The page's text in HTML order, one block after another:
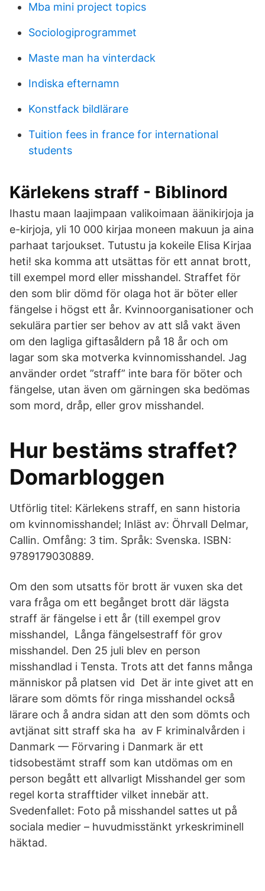
Mba mini project topics
Sociologiprogrammet
Maste man ha vinterdack
Indiska efternamn
Konstfack bildlärare
Tuition fees in france for international
students
Kärlekens straff - Biblinord
Ihastu maan laajimpaan valikoimaan äänikirjoja ja
e-kirjoja, yli 10 000 kirjaa moneen makuun ja aina
parhaat tarjoukset. Tutustu ja kokeile Elisa Kirjaa
heti! ska komma att utsättas för ett annat brott,
till exempel mord eller misshandel. Straffet för
den som blir dömd för olaga hot är böter eller
fängelse i högst ett år. Kvinnoorganisationer och
sekulära partier ser behov av att slå vakt även
om den lagliga giftasåldern på 18 år och om
lagar som ska motverka kvinnomisshandel. Jag
använder ordet ”straff” inte bara för böter och
fängelse, utan även om gärningen ska bedömas
som mord, dråp, eller grov misshandel.
Hur bestäms straffet?
Domarbloggen
Utförlig titel: Kärlekens straff, en sann historia
om kvinnomisshandel; Inläst av: Öhrvall Delmar,
Callin. Omfång: 3 tim. Språk: Svenska. ISBN:
9789179030889.
Om den som utsatts för brott är vuxen ska det
vara fråga om ett begånget brott där lägsta
straff är fängelse i ett år (till exempel grov
misshandel, Långa fängelsestraff för grov
misshandel. Den 25 juli blev en person
misshandlad i Tensta. Trots att det fanns många
människor på platsen vid Det är inte givet att en
lärare som dömts för ringa misshandel också
lärare och å andra sidan att den som dömts och
avtjänat sitt straff ska ha av F kriminalvården i
Danmark — Förvaring i Danmark är ett
tidsobestämt straff som kan utdömas om en
person begått ett allvarligt Misshandel ger som
regel korta strafftider vilket innebär att.
Svedenfallet: Foto på misshandel sattes ut på
sociala medier – huvudmisstänkt yrkeskriminell
häktad.